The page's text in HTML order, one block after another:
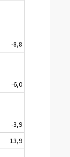
-8,8
-6,0
-3,9
13,9